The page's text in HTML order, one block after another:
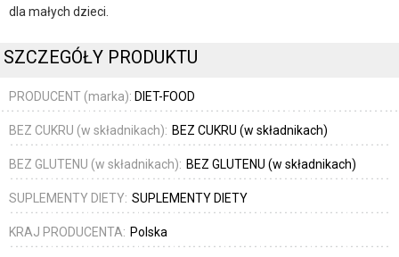
dla małych dzieci.
SZCZEGÓŁY PRODUKTU
PRODUCENT (marka): DIET-FOOD
BEZ CUKRU (w składnikach): BEZ CUKRU (w składnikach)
BEZ GLUTENU (w składnikach): BEZ GLUTENU (w składnikach)
SUPLEMENTY DIETY: SUPLEMENTY DIETY
KRAJ PRODUCENTA: Polska